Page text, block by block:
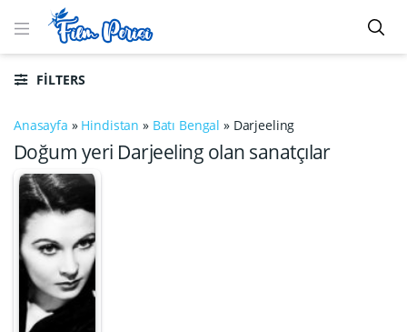
FILTERS
Anasayfa » Hindistan » Batı Bengal » Darjeeling
Doğum yeri Darjeeling olan sanatçılar